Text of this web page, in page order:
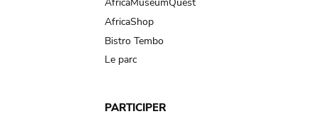
AfricaShop
Bistro Tembo
Le parc
PARTICIPER